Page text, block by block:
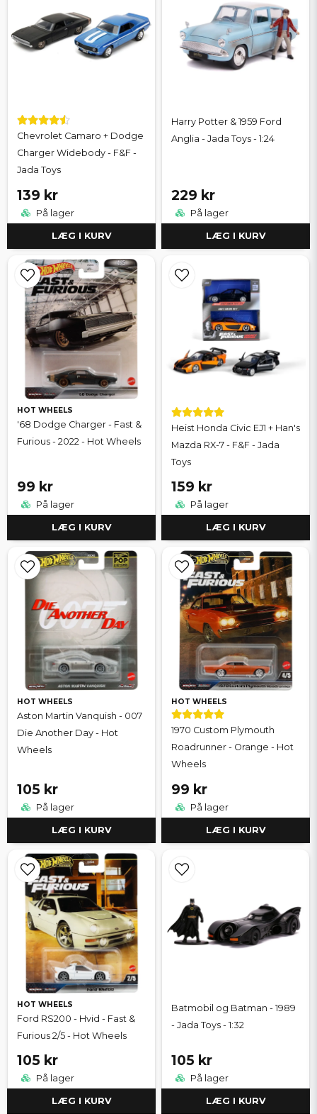
Chevrolet Camaro + Dodge
Charger Widebody - F&F -
Jada Toys
139 kr
På lager
LÆG I KURV
Harry Potter & 1959 Ford
Anglia - Jada Toys - 1:24
229 kr
På lager
LÆG I KURV
HOT WHEELS
'68 Dodge Charger - Fast &
Furious - 2022 - Hot Wheels
99 kr
På lager
LÆG I KURV
Heist Honda Civic EJ1 + Han's
Mazda RX-7 - F&F - Jada
Toys
159 kr
På lager
LÆG I KURV
HOT WHEELS
Aston Martin Vanquish - 007
Die Another Day - Hot
Wheels
105 kr
På lager
LÆG I KURV
HOT WHEELS
1970 Custom Plymouth
Roadrunner - Orange - Hot
Wheels
99 kr
På lager
LÆG I KURV
HOT WHEELS
Ford RS200 - Hvid - Fast &
Furious 2/5 - Hot Wheels
105 kr
På lager
LÆG I KURV
Batmobil og Batman - 1989
- Jada Toys - 1:32
105 kr
På lager
LÆG I KURV